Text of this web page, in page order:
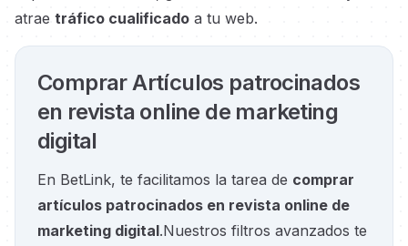
atrae tráfico cualificado a tu web.
Comprar Artículos patrocinados
en revista online de marketing
digital
En BetLink, te facilitamos la tarea de comprar
artículos patrocinados en revista online de
marketing digital.Nuestros filtros avanzados te